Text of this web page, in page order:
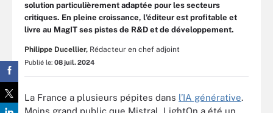
solution particulièrement adaptée pour les secteurs
critiques. En pleine croissance, l’éditeur est profitable et
livre au MagIT ses pistes de R&D et de développement.
Philippe Ducellier, Rédacteur en chef adjoint
Publié le: 08 juil. 2024
La France a plusieurs pépites dans l’IA générative.
Moins grand public que Mistral, LightOn a été un